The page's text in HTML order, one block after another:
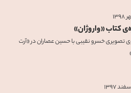
کتاب «واروژان»
تصویری خسرو نقیبی با حسین عصاران در «آرت